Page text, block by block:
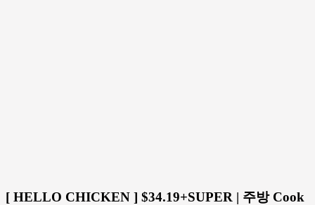
[ HELLO CHICKEN ] $34.19+SUPER | 주방 Cook